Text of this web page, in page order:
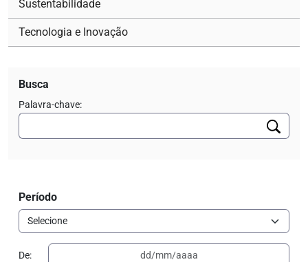
Sustentabilidade
Tecnologia e Inovação
Busca
Palavra-chave:
Período
De: